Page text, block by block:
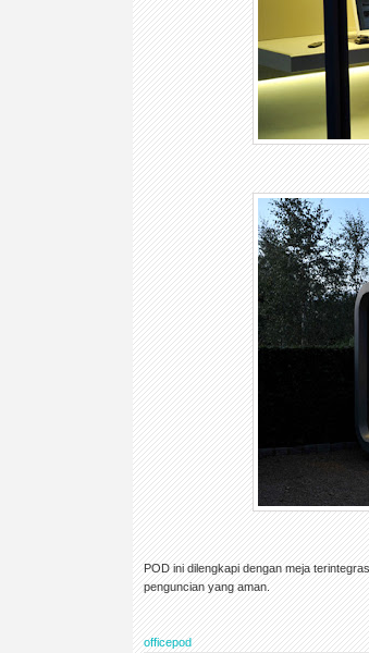
POD ini dilengkapi dengan meja
penguncian yang aman.
officepod